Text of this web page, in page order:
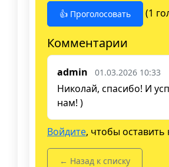
👍 Проголосовать (1
Комментарии
admin 01.03.2026 10:33
Николай, спасибо! И
нам! )
Войдите, чтобы
← Назад к списку